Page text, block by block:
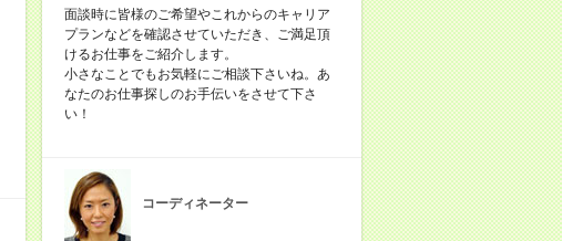
面談時に皆様のご希望やこれからのキャリア
プランなどを確認させていただき、ご満足頂
けるお仕事をご紹介します。
小さなことでもお気軽にご相談下さいね。あ
なたのお仕事探しのお手伝いをさせて下さ
い！
コーディネーター